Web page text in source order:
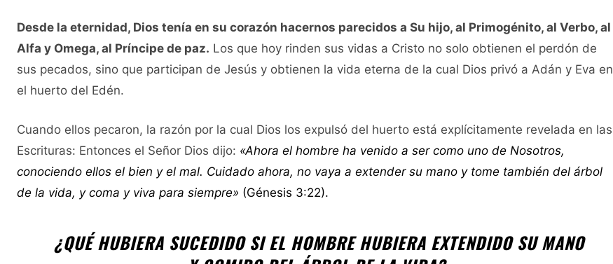
Desde la eternidad, Dios tenía en su corazón hacernos parecidos a Su hijo, al Primogénito, al Verbo, al
Alfa y Omega, al Príncipe de paz. Los que hoy rinden sus vidas a Cristo no solo obtienen el perdón de
sus pecados, sino que participan de Jesús y obtienen la vida eterna de la cual Dios privó a Adán y Eva en
el huerto del Edén.
Cuando ellos pecaron, la razón por la cual Dios los expulsó del huerto está explícitamente revelada en las
Escrituras: Entonces el Señor Dios dijo: «Ahora el hombre ha venido a ser como uno de Nosotros,
conociendo ellos el bien y el mal. Cuidado ahora, no vaya a extender su mano y tome también del árbol
de la vida, y coma y viva para siempre» (Génesis 3:22).
¿QUÉ HUBIERA SUCEDIDO SI EL HOMBRE HUBIERA EXTENDIDO SU MANO